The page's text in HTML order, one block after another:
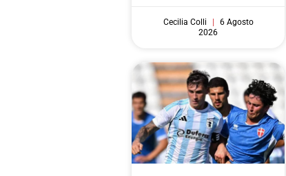
Cecilia Colli
6 Agosto
2026